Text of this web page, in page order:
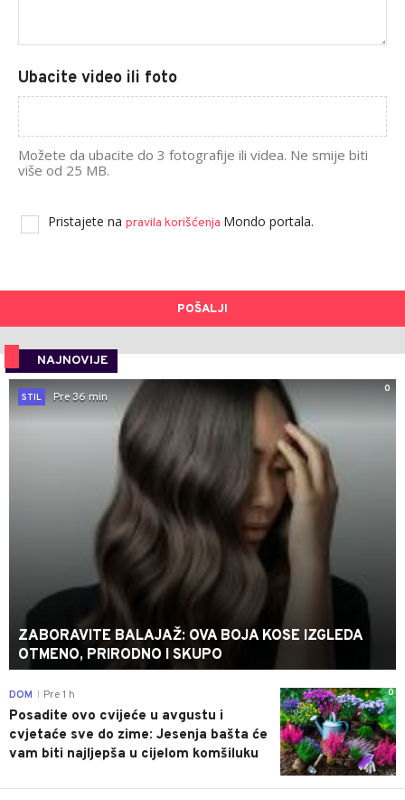
Ubacite video ili foto
Možete da ubacite do 3 fotografije ili videa. Ne smije biti
više od 25 MB.
Pristajete na pravila korišćenja Mondo portala.
POŠALJI
NAJNOVIJE
0
STIL
Pre 36 min
ZABORAVITE BALAJAŽ: OVA BOJA KOSE IZGLEDA
OTMENO, PRIRODNO I SKUPO
0
DOM Pre 1 h
Posadite ovo cvijeće u avgustu i
cvjetaće sve do zime: Jesenja bašta će
vam biti najljepša u cijelom komšiluku